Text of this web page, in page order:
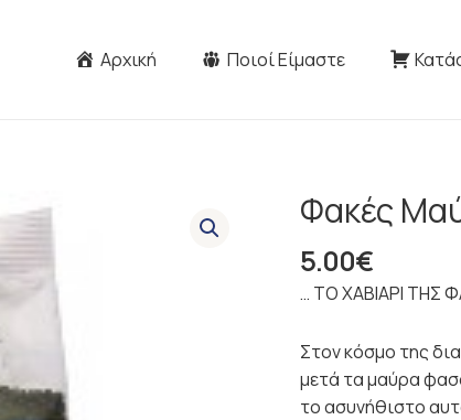
Αρχική Ποιοί Είμαστε
Φακές
5.00€
… ΤΟ ΧΑΒΙΑΡΙ ΤΗΣ
Στον κόσμο της
μετά τα μαύρα
το ασυνήθιστο
Φακές
Μαύρες
Beluga
ΒΙΟ
ποσότητα